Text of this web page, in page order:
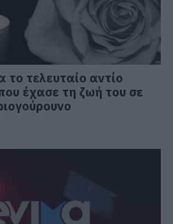
το τελευταίο αντίο
έχασε τη ζωή του σε